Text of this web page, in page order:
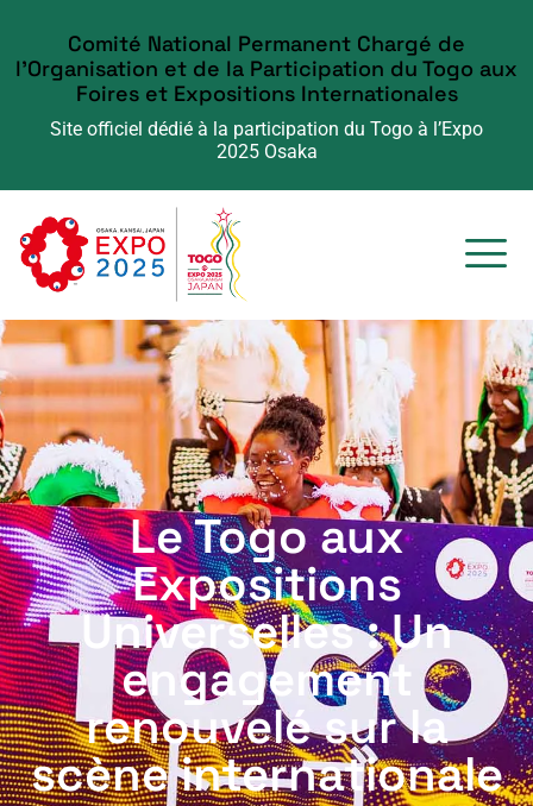
Comité National Permanent Chargé de
l'Organisation et de la Participation du Togo aux
Foires et Expositions Internationales
Site officiel dédié à la participation du Togo à l’Expo
2025 Osaka
Le Togo aux
Expositions
Universelles : Un
engagement
renouvelé sur la
scène internationale